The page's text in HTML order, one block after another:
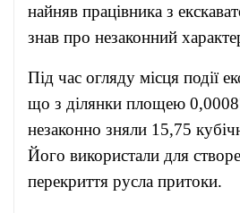
найняв працівника з
знав про незаконний
Під час огляду місця події
що з ділянки площею
незаконно зняли 15,75
Його використали для
перекриття русла притоки.